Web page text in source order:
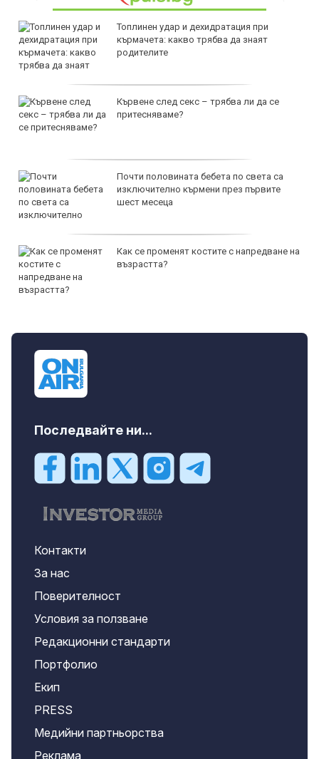
Топлинен удар и дехидратация при
кърмачета: какво трябва да знаят
родителите
Кървене след секс – трябва ли да се
притесняваме?
Почти половината бебета по света са
изключително кърмени през първите
шест месеца
Как се променят костите с напредване на
възрастта?
Последвайте ни...
Контакти
За нас
Поверителност
Условия за ползване
Редакционни стандарти
Портфолио
Екип
PRESS
Медийни партньорства
Реклама